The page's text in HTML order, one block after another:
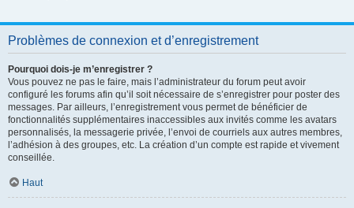
Problèmes de connexion et d’enregistrement
Pourquoi dois-je m’enregistrer ?
Vous pouvez ne pas le faire, mais l’administrateur du forum peut avoir
configuré les forums afin qu’il soit nécessaire de s’enregistrer pour poster des
messages. Par ailleurs, l’enregistrement vous permet de bénéficier de
fonctionnalités supplémentaires inaccessibles aux invités comme les avatars
personnalisés, la messagerie privée, l’envoi de courriels aux autres membres,
l’adhésion à des groupes, etc. La création d’un compte est rapide et vivement
conseillée.
Haut